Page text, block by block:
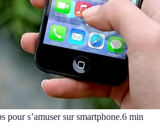
pour s’amuser sur smartphone.6 min